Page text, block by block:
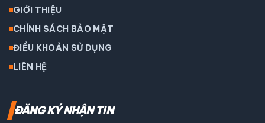
GIỚI THIỆU
CHÍNH SÁCH BẢO MẬT
ĐIỀU KHOẢN SỬ DỤNG
LIÊN HỆ
ĐĂNG KÝ NHẬN TIN